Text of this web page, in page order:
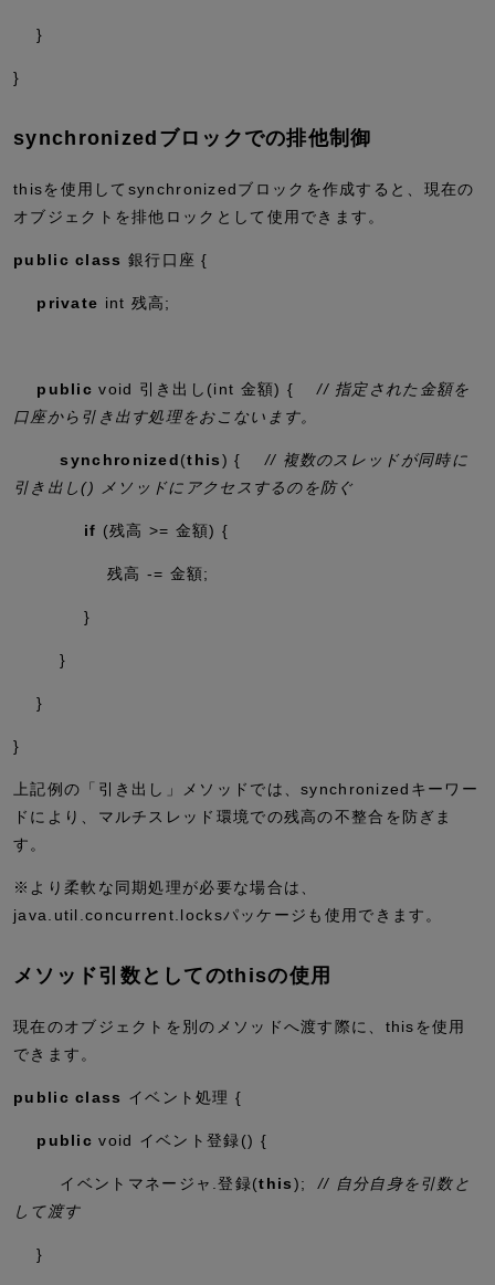
}
}
synchronizedブロックでの排他制御
thisを使用してsynchronizedブロックを作成すると、現在の
オブジェクトを排他ロックとして使用できます。
public class 銀行口座 {
private int 残高;
public void 引き出し(int 金額) {// 指定された金額を
口座から引き出す処理をおこないます。
synchronized(this) { // 複数のスレッドが同時に
引き出し() メソッドにアクセスするのを防ぐ
if (残高 >= 金額) {
残高 -= 金額;
}
}
}
}
上記例の「引き出し」メソッドでは、synchronizedキーワー
ドにより、マルチスレッド環境での残高の不整合を防ぎま
す。
※より柔軟な同期処理が必要な場合は、
java.util.concurrent.locksパッケージも使用できます。
メソッド引数としてのthisの使用
現在のオブジェクトを別のメソッドへ渡す際に、thisを使用
できます。
public class イベント処理 {
public void イベント登録() {
イベントマネージャ.登録(this); // 自分自身を引数と
して渡す
}